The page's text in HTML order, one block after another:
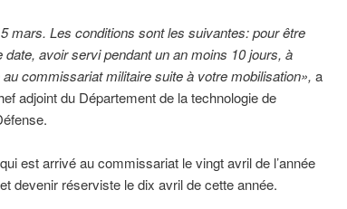
mars. Les conditions sont les suivantes: pour être
avoir servi pendant un an moins 10 jours, à
commissariat militaire suite à votre mobilisation», a
adjoint du Département de la technologie de
est arrivé au commissariat le vingt avril de l’année
devenir réserviste le dix avril de cette année.